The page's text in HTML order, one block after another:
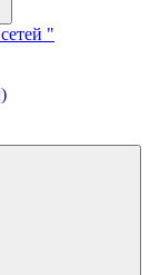
"